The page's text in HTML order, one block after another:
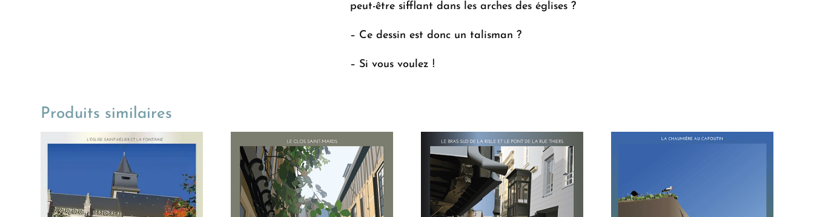
peut-être sifflant dans les arches des églises ?
– Ce dessin est donc un talisman ?
– Si vous voulez !
Produits similaires